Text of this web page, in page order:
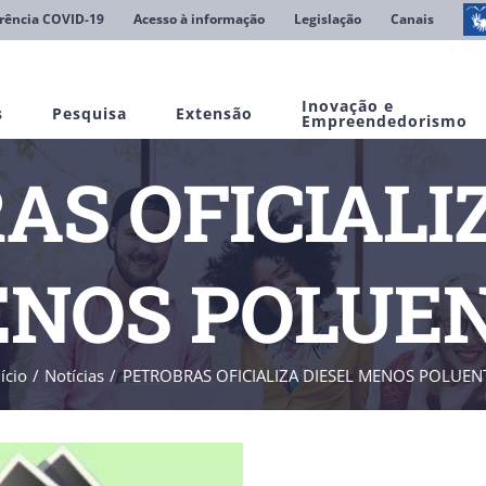
COVID-19 Acesso à informação Legislação Canais
Pesquisa Extensão Inovação e
Empreendedorismo
Notícias PETROBRAS OFICIALIZA DIESEL MENOS